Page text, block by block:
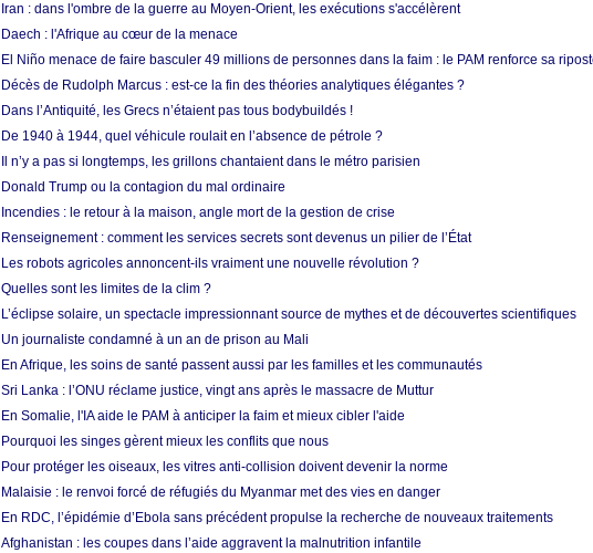
Iran : dans l'ombre de la guerre au Moyen-Orient, les exécutions s'accélèrent
Daech : l'Afrique au cœur de la menace
El Niño menace de faire basculer 49 millions de personnes dans la faim : le PAM renforce sa
Décès de Rudolph Marcus : est-ce la fin des théories analytiques élégantes ?
Dans l’Antiquité, les Grecs n’étaient pas tous bodybuildés !
De 1940 à 1944, quel véhicule roulait en l’absence de pétrole ?
Il n’y a pas si longtemps, les grillons chantaient dans le métro parisien
Donald Trump ou la contagion du mal ordinaire
Incendies : le retour à la maison, angle mort de la gestion de crise
Renseignement : comment les services secrets sont devenus un pilier de l’État
Les robots agricoles annoncent-ils vraiment une nouvelle révolution ?
Quelles sont les limites de la clim ?
L’éclipse solaire, un spectacle impressionnant source de mythes et de découvertes scientifiques
Un journaliste condamné à un an de prison au Mali
En Afrique, les soins de santé passent aussi par les familles et les communautés
Sri Lanka : l’ONU réclame justice, vingt ans après le massacre de Muttur
En Somalie, l'IA aide le PAM à anticiper la faim et mieux cibler l'aide
Pourquoi les singes gèrent mieux les conflits que nous
Pour protéger les oiseaux, les vitres anti-collision doivent devenir la norme
Malaisie : le renvoi forcé de réfugiés du Myanmar met des vies en danger
En RDC, l’épidémie d’Ebola sans précédent propulse la recherche de nouveaux traitements
Afghanistan : les coupes dans l’aide aggravent la malnutrition infantile